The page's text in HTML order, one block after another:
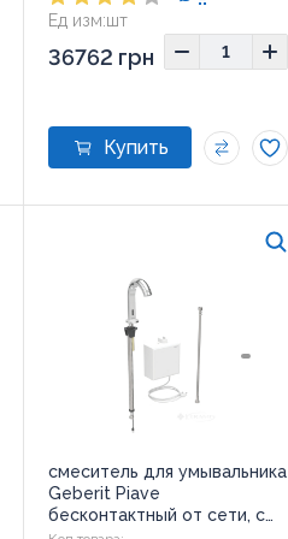
Ед изм:шт
36762 грн
смеситель для умывальника
Geberit Piave
бесконтактный от сети, с